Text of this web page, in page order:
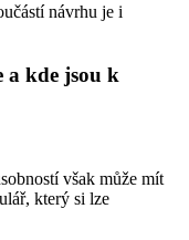
návrhu je i
a kde jsou k
však může mít
který si lze